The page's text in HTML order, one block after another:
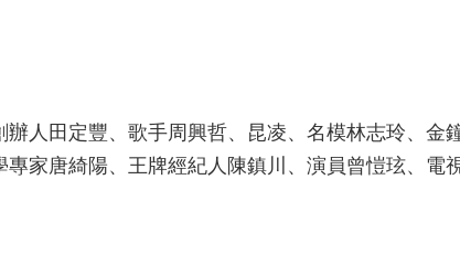
人田定豐、歌手周興哲、昆凌、名模林志玲、金
家唐綺陽、王牌經紀人陳鎮川、演員曾愷玹、電